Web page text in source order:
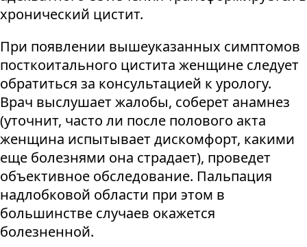
хронический цистит.
При появлении вышеуказанных симптомов
посткоитального цистита женщине следует
обратиться за консультацией к урологу.
Врач выслушает жалобы, соберет анамнез
(уточнит, часто ли после полового акта
женщина испытывает дискомфорт, какими
еще болезнями она страдает), проведет
объективное обследование. Пальпация
надлобковой области при этом в
большинстве случаев окажется
болезненной.